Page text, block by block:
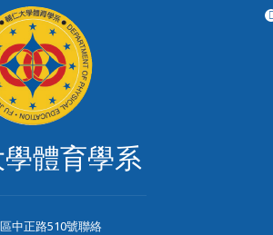
體育學系
中正路510號聯絡